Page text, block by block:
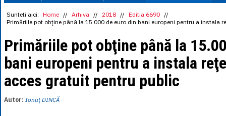
1 CHF= 5.2813
1 CZK= 0.1993
1 EGP
= 0.0860
1 HUF
= 1.2223
1 INR= 0.0513
1 JPY= 3.0556
1 KRW
1 MDL
Sunteti aici: Home // Arhiva // 2018 // Editia 6690 //
Primăriile pot obţine până la 15.000 de euro din bani europeni pentru a instala
Primăriile pot obţine până la
bani europeni pentru a instala
acces gratuit pentru public
Autor: Ionuţ DINCĂ